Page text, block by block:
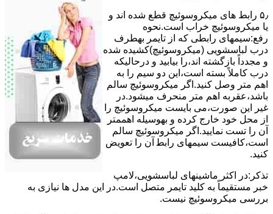
۵٫ رابط های ﻣﯿﮑﺮوﺳﻮﺋﯿﭻ ﻗﻄﻊ شده اند و
ﯾﺎ ﻣﯿﮑﺮوﺳﻮﺋﯿﭻ ﺧﺮاب اﺳﺖ.نحوه
رفع:سیمهای راﺑﻄﯽ ﮐﻪ از ﺗﺎﯾﻤﺮ بهطرف
درب لباسشویی (ﻣﯿﮑﺮوﺳﻮﺋﯿﭻ)کشیده شده
و مجدداً بازگشته اند،را ﺑﯿﺎﺑﯿﺪ و درحالیکه
درب کاملاً ﺑﺴﺘﻪ اﺳﺖ،اﯾﻦ دو ﺳﯿﻢ را ﺑﻪ
اﻫﻢ ﻣﺘﺮ وصل کنید.اﮔﺮ ﻣﯿﮑﺮوﺳﻮﺋﯿﭻ ﺳﺎﻟﻢ
ﺑﺎﺷﺪ،ﻋﻘﺮﺑﻪ اهم متر ﻣﻨﺤﺮف میشود.در
ﻏﯿﺮ اﯾﻦ ﺻﻮرت،می بایست ﻣﯿﮑﺮوﺳﻮﺋﯿﭻ را
از ﻣﺤﻞ خود ﺧﺎرج کرده و بهوسیله اهممتر
آن را ﺗﺴﺖ ﻧﻤﺎﯾﯿﺪ.اﮔﺮ ﻣﯿﮑﺮوﺳﻮﺋﯿﭻ ﺳﺎﻟﻢ
اﺳﺖ،ﮐﺎﻓﯿﺴﺖ سیمهای راﺑﻄ آن را ﺗﻌﻮﯾﺾ
کنید.
ﺗﺬﮐﺮ:در اﮐﺜﺮ ماشینهای لباسشویی،ﻻﻣﭗ
ﺧﺒﺮ مستقیماً ﺑﻪ ﮐﻠﯿﺪ ﺗﺎﯾﻤﺮ ﻣﺘﺼﻞ اﺳﺖ.در اﯾﻦ مدل ها ﻧﯿﺎزی ﺑﻪ
بررسی ﻣﯿﮑﺮوﺳﻮﺋﯿﭻ نیست.